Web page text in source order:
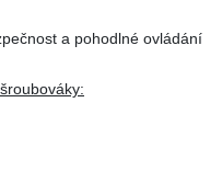
a pohodlné ovládání